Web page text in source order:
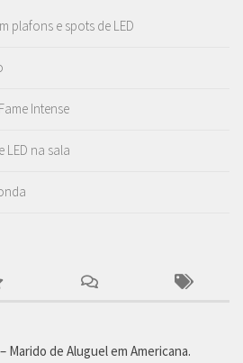
plafons e spots de LED
Intense
na sala
Marido de Aluguel em Americana.